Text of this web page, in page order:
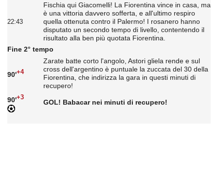
22:43
Fischia qui Giacomelli! La Fiorentina vince in casa, ma
è una vittoria davvero sofferta, e all'ultimo respiro
quella ottenuta contro il Palermo! I rosanero hanno
disputato un secondo tempo di livello, contentendo il
risultato alla ben più quotata Fiorentina.
Fine 2° tempo
90'+4
Zarate batte corto l'angolo, Astori gliela rende e sul
cross dell'argentino è puntuale la zuccata del 30 della
Fiorentina, che indirizza la gara in questi minuti di
recupero!
90'+3
GOL! Babacar nei minuti di recupero!